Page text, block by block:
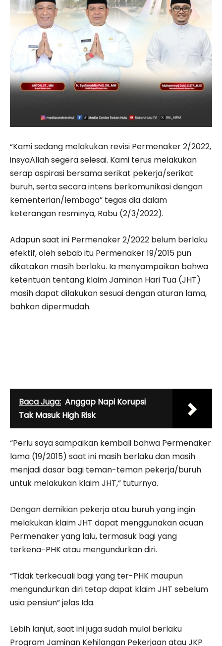
“Kami sedang melakukan revisi Permenaker 2/2022,
insyaAllah segera selesai. Kami terus melakukan
serap aspirasi bersama serikat pekerja/serikat
buruh, serta secara intens berkomunikasi dengan
kementerian/lembaga” tegas dia dalam
keterangan resminya, Rabu (2/3/2022).
Adapun saat ini Permenaker 2/2022 belum berlaku
efektif, oleh sebab itu Permenaker 19/2015 pun
dikatakan masih berlaku. Ia menyampaikan bahwa
ketentuan tentang klaim Jaminan Hari Tua (JHT)
masih dapat dilakukan sesuai dengan aturan lama,
bahkan dipermudah.
Baca Juga: Anggap Napi Korupsi
Tak Masuk High Risk
“Perlu saya sampaikan kembali bahwa Permenaker
lama (19/2015) saat ini masih berlaku dan masih
menjadi dasar bagi teman-teman pekerja/buruh
untuk melakukan klaim JHT,” tuturnya.
Dengan demikian pekerja atau buruh yang ingin
melakukan klaim JHT dapat menggunakan acuan
Permenaker yang lalu, termasuk bagi yang
terkena-PHK atau mengundurkan diri.
“Tidak terkecuali bagi yang ter-PHK maupun
mengundurkan diri tetap dapat klaim JHT sebelum
usia pensiun” jelas Ida.
Lebih lanjut, saat ini juga sudah mulai berlaku
Program Jaminan Kehilangan Pekerjaan atau JKP